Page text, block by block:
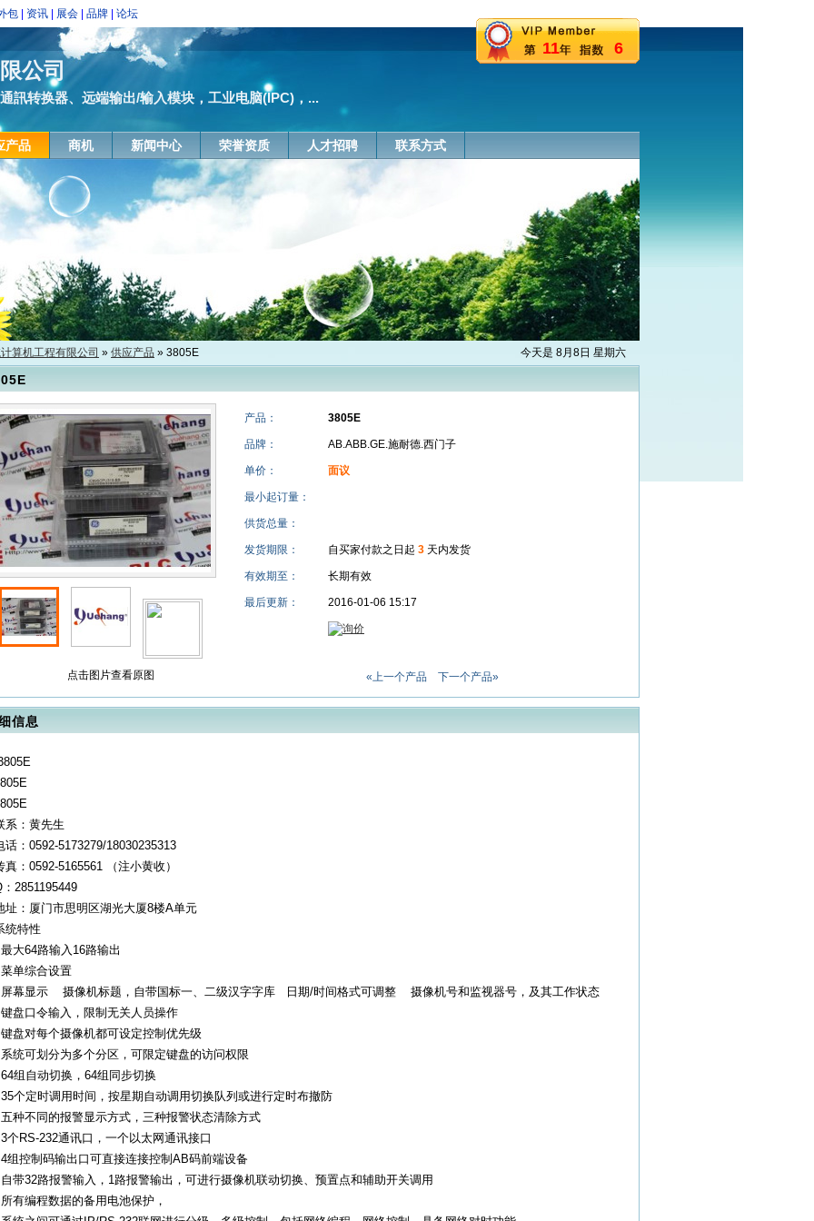
包 资讯 展会 品牌 论坛
11 6
公司
訊转换器、远端输出/输入模块，工业电脑(IPC)，...
产品 商机 新闻中心 荣誉资质 人才招聘 联系方式
今天是 8月8日 星期六
算机工程有限公司 » 供应产品 » 3805E
点击图片查看原图
产品： 3805E
品牌： AB.ABB.GE.施耐德.西门子
单价： 面议
最小起订量：
供货总量：
发货期限： 自买家付款之日起 3 天内发货
有效期至： 长期有效
最后更新： 2016-01-06 15:17
«上一个产品 下一个产品»
信息
系：黄先生
话：0592-5173279/18030235313
真：0592-5165561 （注小黄收）
：2851195449
址：厦门市思明区湖光大厦8楼A单元
统特性
大64路输入16路输出
单综合设置
幕显示 摄像机标题，自带国标一、二级汉字字库 日期/时间格式可调整 摄像机号和监视器号，及其工作状态
盘口令输入，限制无关人员操作
盘对每个摄像机都可设定控制优先级
统可划分为多个分区，可限定键盘的访问权限
组自动切换，64组同步切换
个定时调用时间，按星期自动调用切换队列或进行定时布撤防
种不同的报警显示方式，三种报警状态清除方式
个RS-232通讯口，一个以太网通讯接口
组控制码输出口可直接连接控制AB码前端设备
带32路报警输入，1路报警输出，可进行摄像机联动切换、预置点和辅助开关调用
有编程数据的备用电池保护，